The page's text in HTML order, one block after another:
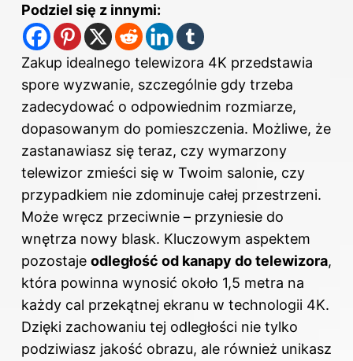
Podziel się z innymi:
Zakup idealnego telewizora 4K przedstawia
spore wyzwanie, szczególnie gdy trzeba
zadecydować o odpowiednim rozmiarze,
dopasowanym do pomieszczenia. Możliwe, że
zastanawiasz się teraz, czy wymarzony
telewizor zmieści się w Twoim salonie, czy
przypadkiem nie zdominuje całej przestrzeni.
Może wręcz przeciwnie – przyniesie do
wnętrza nowy blask. Kluczowym aspektem
pozostaje odległość od kanapy do telewizora,
która powinna wynosić około 1,5 metra na
każdy cal przekątnej ekranu w technologii 4K.
Dzięki zachowaniu tej odległości nie tylko
podziwiasz jakość obrazu, ale również unikasz